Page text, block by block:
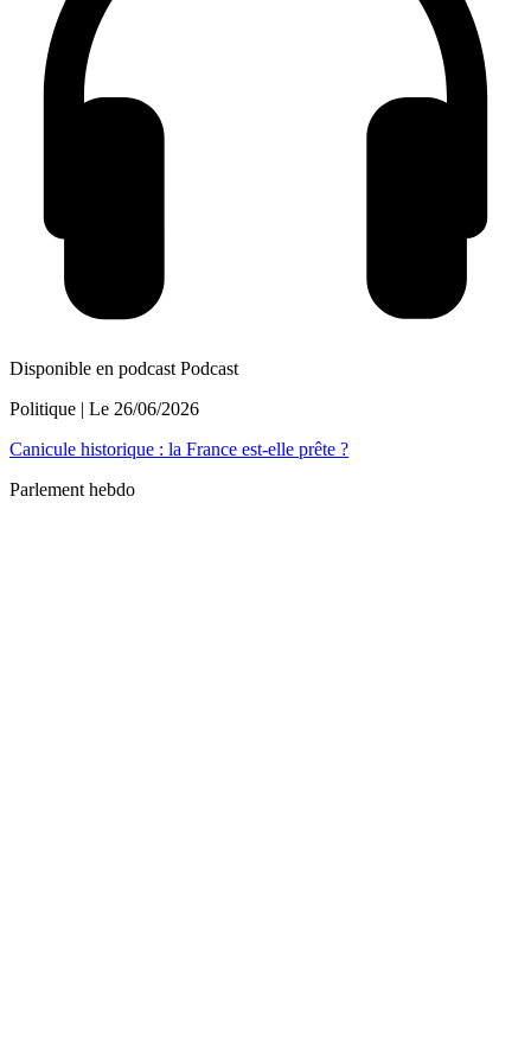
Disponible en podcast Podcast
Politique | Le 26/06/2026
Canicule historique : la France est-elle prête ?
Parlement hebdo